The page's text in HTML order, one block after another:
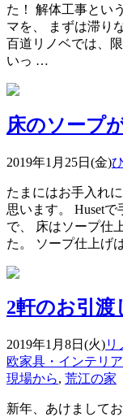
た！ 解体工事とい
マを、 まずは滞り
百道リノベでは、
いっ …
床のソープ
2019年1月25日(金)
たまにはお手入れ
思います。 Huset
で、 床はソープ仕
た。 ソープ仕上げ
2軒のお引渡
2019年1月8日(火)リ
欧家具・インテリ
現場から, 荒江の家
新年、あけまして